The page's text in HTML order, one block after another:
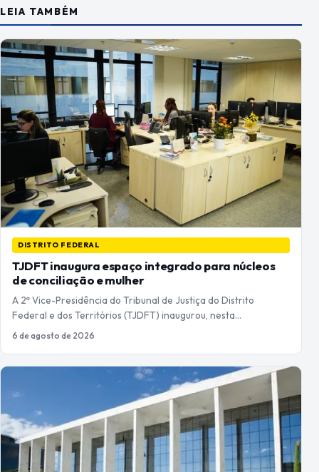
LEIA TAMBÉM
DISTRITO FEDERAL
TJDFT inaugura espaço integrado para núcleos
de conciliação e mulher
A 2ª Vice-Presidência do Tribunal de Justiça do Distrito
Federal e dos Territórios (TJDFT) inaugurou, nesta…
6 de agosto de 2026